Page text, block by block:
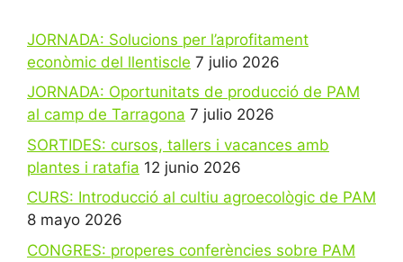
JORNADA: Solucions per l’aprofitament
econòmic del llentiscle 7 julio 2026
JORNADA: Oportunitats de producció de PAM
al camp de Tarragona 7 julio 2026
SORTIDES: cursos, tallers i vacances amb
plantes i ratafia 12 junio 2026
CURS: Introducció al cultiu agroecològic de PAM
8 mayo 2026
CONGRES: properes conferències sobre PAM